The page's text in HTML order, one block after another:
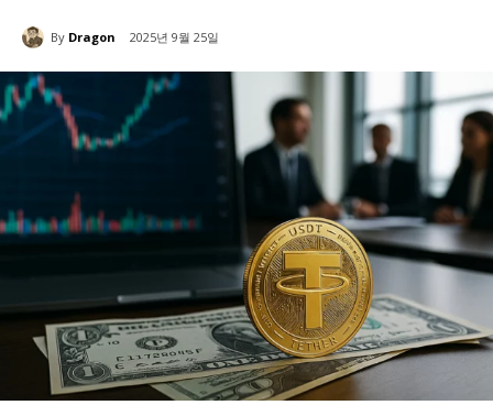
By Dragon 2025년 9월 25일